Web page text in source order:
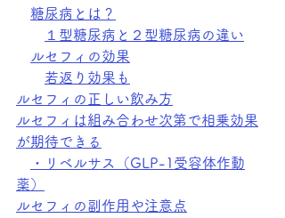
糖尿病とは？
１型糖尿病と２型糖尿病の違い
ルセフィの効果
若返り効果も
ルセフィの正しい飲み方
ルセフィは組み合わせ次第で相乗効果
が期待できる
・リベルサス（GLP-1受容体作動
薬）
ルセフィの副作用や注意点